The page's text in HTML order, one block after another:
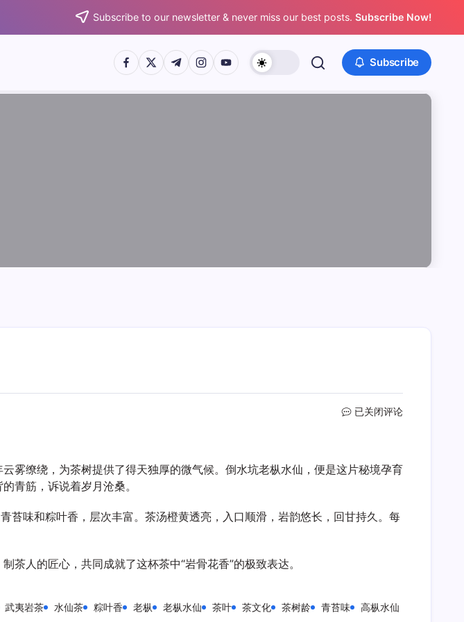
Subscribe to our newsletter & never miss our best posts. Subscribe Now!
https://www.facebook.com/
https://twitter.com/
https://t.me/
https://www.instagram.com/
https://youtube.com/ Subscribe
倒
枞
已关闭评论
雾缭绕，为茶树提供了得天独厚的微气候。倒水坑老枞水仙，便是这片秘境孕育
青筋，诉说着岁月沧桑。
苔味和粽叶香，层次丰富。茶汤橙黄透亮，入口顺滑，岩韵悠长，回甘持久。每
人的匠心，共同成就了这杯茶中“岩骨花香”的极致表达。
武夷岩茶 水仙茶 粽叶香 老枞 老枞水仙 茶叶 茶文化 茶树龄 青苔味 高枞水仙